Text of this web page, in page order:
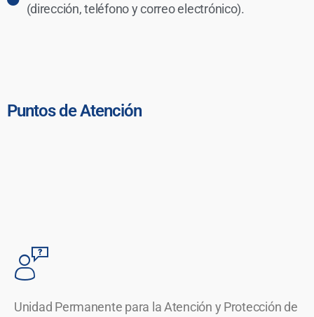
(dirección, teléfono y correo electrónico).
Puntos de Atención
Unidad Permanente para la Atención y Protección de